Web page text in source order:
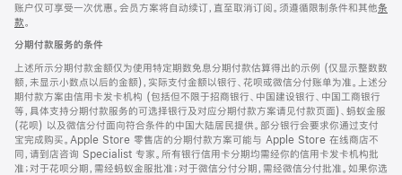
账户仅可享受一次优惠。会员方案将自动续订，直至取消订阅。须遵循限制条件和其他条
款。
窗
口
中
打
开)
分期付款服务的条件
上述所示分期付款金额仅为使用特定期数免息分期付款估算得出的示例 (仅显示整数数
额，未显示小数点以后的金额)，实际支付金额以银行、花呗或微信分付账单为准。上述分
期付款方案由信用卡发卡机构 (包括但不限于招商银行、中国建设银行、中国工商银行
等，具体支持分期付款服务的可选择银行及对应分期付款方案请见付款页面)、蚂蚁金服
(花呗) 以及微信分付面向符合条件的中国大陆居民提供。部分银行会要求你通过支付
宝完成购买。Apple Store 零售店的分期付款方案可能与 Apple Store 在线商店不
同，请到店咨询 Specialist 专家。所有银行信用卡分期均需经你的信用卡发卡机构批
准；对于花呗分期，需经蚂蚁金服批准；对于微信分付分期，需经微信分付批准。如果你选